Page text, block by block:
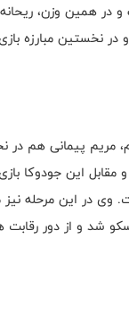
و در همین وزن،
در نخستین مبارزه
کیلوگرم، مریم پیمانی
این جودوکا
وی در این مرحله نیز
شد و از دور رقابت